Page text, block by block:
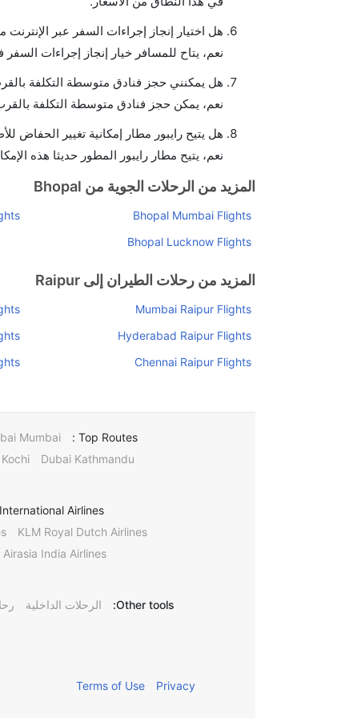
هل اختيار إنجاز إجراءات السفر عبر الإنترنت
نعم، يتاح للمسافر خيار إنجاز إجراءات
هل يمكنني حجز فنادق متوسطة التكلفة
نعم، يمكن حجز فنادق متوسطة التكلفة
هل يتيح رايبور مطار إمكانية تغيير الحفاض
نعم، يتيح مطار رايبور المطور حديثا هذه
المزيد من الرحلات الجوية من Bhopal
Bhopal Mumbai Flights
Bhopal Lucknow Flights
المزيد من رحلات الطيران إلى Raipur
Mumbai Raipur Flights
Hyderabad Raipur Flights
Chennai Raipur Flights
Top Routes :
Mumbai
Dubai Kathmandu
International Airlines :
KLM Royal Dutch Airlines
Airasia India Airlines
Other tools: الرحلات الداخلية
Privacy
Terms of Use